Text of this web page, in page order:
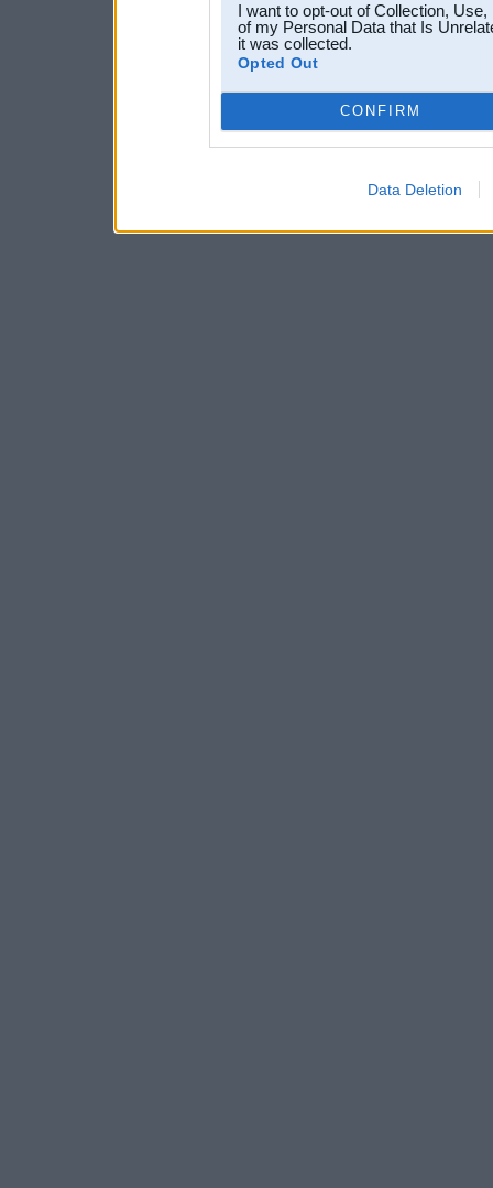
I want to opt-out of Collection,
of my Personal Data that Is
it was collected.
Opted Out
CONFIRM
Data Deletion